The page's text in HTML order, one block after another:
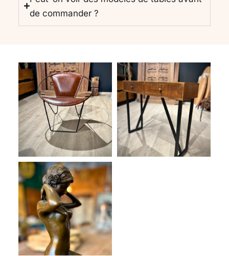
de commander ?